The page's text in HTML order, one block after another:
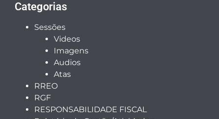
Categorias
Sessões
Videos
Imagens
Audios
Atas
RREO
RGF
RESPONSABILIDADE FISCAL